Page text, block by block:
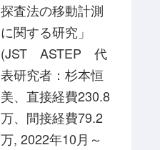
探査法の移動計測
に関する研究」
(JST ASTEP 代
表研究者：杉本恒
美、直接経費230.8
万、間接経費79.2
万, 2022年10月～